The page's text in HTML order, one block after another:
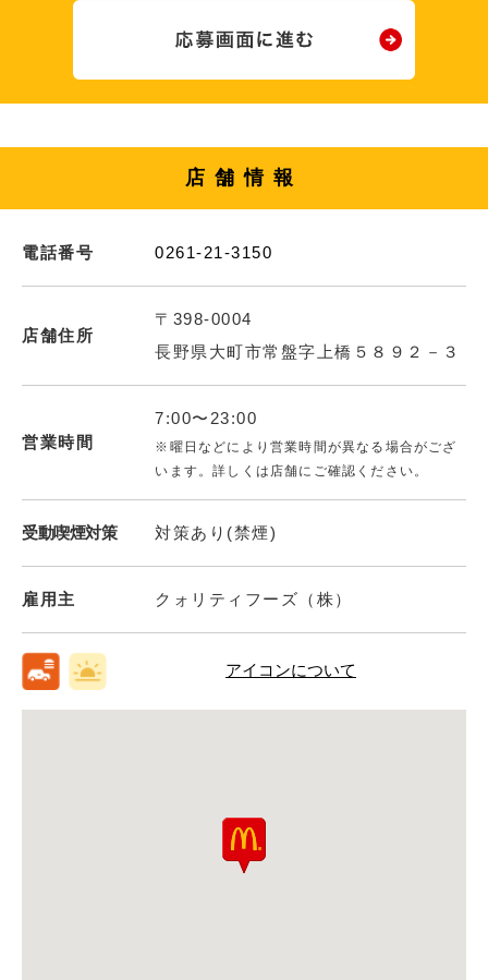
店舗情報
電話番号 0261-21-3150
店舗住所
〒398-0004
長野県大町市常盤字上橋５８９２－３
営業時間
7:00〜23:00
※曜日などにより営業時間が異なる場合がござ
います。詳しくは店舗にご確認ください。
受動喫煙対策 対策あり(禁煙)
雇用主 クォリティフーズ（株）
アイコンについて